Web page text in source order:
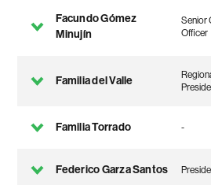
Facundo Gómez
Minujín
Senior
Officer
Familia del Valle
Familia Torrado -
Federico Garza Santos